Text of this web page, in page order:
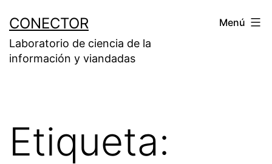
contenido
CONECTOR
Laboratorio de ciencia de la
información y viandadas
Menú
Etiqueta: